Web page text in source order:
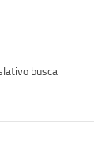
busca